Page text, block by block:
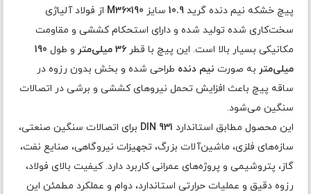
پیچ خشکه نیم دنده گرید10.9 سایز M36×190 از فولاد آلیاژی
سخت‌کاری شده تولید شده و دارای استحکام کششی و مقاومت
مکانیکی بسیار بالا است. این پیچ با قطر36 میلی‌متر و طول 190
میلی‌متر به صورت نیم دنده طراحی شده و بخش بدون رزوه در
ساقه پیچ باعث افزایش تحمل نیروهای کششی و برشی در اتصالات
سنگین می‌شود.
این محصول مطابق استاندارد DIN 931 برای اتصالات سنگین صنعتی،
سازه‌های فلزی، ماشین‌آلات بزرگ، تجهیزات نیروگاهی، صنایع نفت،
گاز، پتروشیمی و پروژه‌های عمرانی کاربرد دارد. کیفیت بالای فولاد،
رزوه دقیق و عملیات حرارتی استاندارد، دوام و عملکرد مطمئن این